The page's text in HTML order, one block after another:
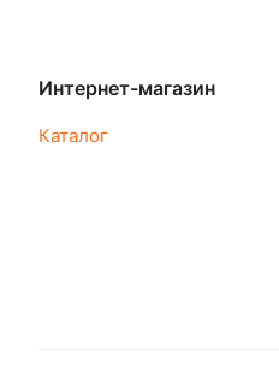
Интернет-магазин
Каталог